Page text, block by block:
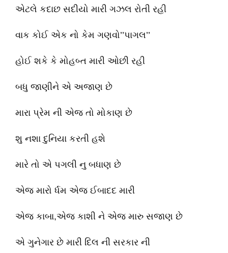
એટલે કદાછ સદીયો મારી ગઝલ રોતી રહી
વાક કોઈ એક નો કેમ ગણવો’’પાગલ’’
હોઈ શકે કે મોહબ્ત મારી ઓછી રહી
બધુ જાણીને એ અજાણ છે
મારા પ્રેમ ની એજ તો મોકાણ છે
શુ નશા દુનિયા કરતી હશે
મારે તો એ પગલી નુ બધાણ છે
એજ મારો ર્ધમ એજ ઈબાદદ મારી
એજ કાબા,એજ કાશી ને એજ મારુ સજાણ છે
એ ગુનેગાર છે મારી દિલ ની સરકાર ની